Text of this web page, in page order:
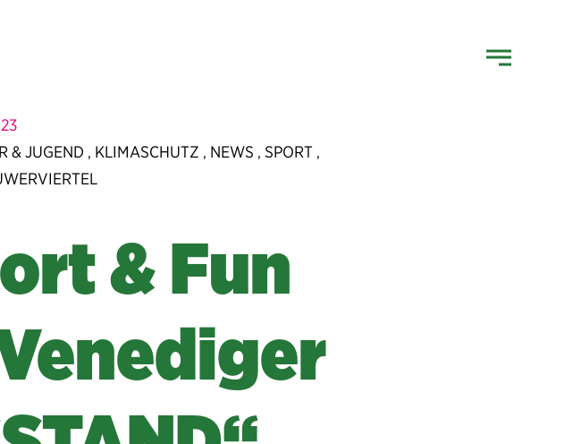
& JUGEND , KLIMASCHUTZ , NEWS , SPORT ,
& Fun